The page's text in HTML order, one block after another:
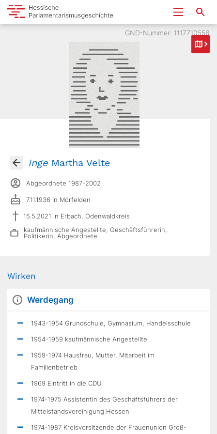
GND-Nummer: 1117710556
Inge Martha Velte
Abgeordnete 1987-2002
7.11.1936 in Mörfelden
15.5.2021 in Erbach, Odenwaldkreis
kaufmännische Angestellte, Geschäftsführerin,
Politikerin, Abgeordnete
Wirken
Werdegang
1943-1954 Grundschule, Gymnasium, Handelsschule
1954-1959 kaufmännische Angestellte
1959-1974 Hausfrau, Mutter, Mitarbeit im
Familienbetrieb
1969 Eintritt in die CDU
1974-1975 Assistentin des Geschäftsführers der
Mittelstandsvereinigung Hessen
1974-1987 Kreisvorsitzende der Frauenunion Groß-